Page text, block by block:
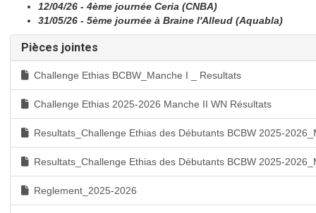
12/04/26 - 4ème journée Ceria (CNBA)
31/05/26 - 5ème journée à Braine l'Alleud (Aquabla)
Pièces jointes
Challenge Ethias BCBW_Manche I _ Resultats
Challenge Ethias 2025-2026 Manche II WN Résultats
Resultats_Challenge Ethias des Débutants BCBW 2025-
Resultats_Challenge Ethias des Débutants BCBW 2025-
Reglement_2025-2026